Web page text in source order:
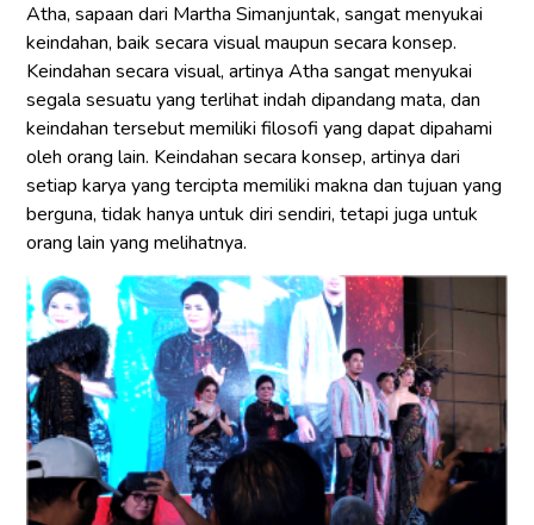
Atha, sapaan dari Martha Simanjuntak, sangat menyukai
keindahan, baik secara visual maupun secara konsep.
Keindahan secara visual, artinya Atha sangat menyukai
segala sesuatu yang terlihat indah dipandang mata, dan
keindahan tersebut memiliki filosofi yang dapat dipahami
oleh orang lain. Keindahan secara konsep, artinya dari
setiap karya yang tercipta memiliki makna dan tujuan yang
berguna, tidak hanya untuk diri sendiri, tetapi juga untuk
orang lain yang melihatnya.